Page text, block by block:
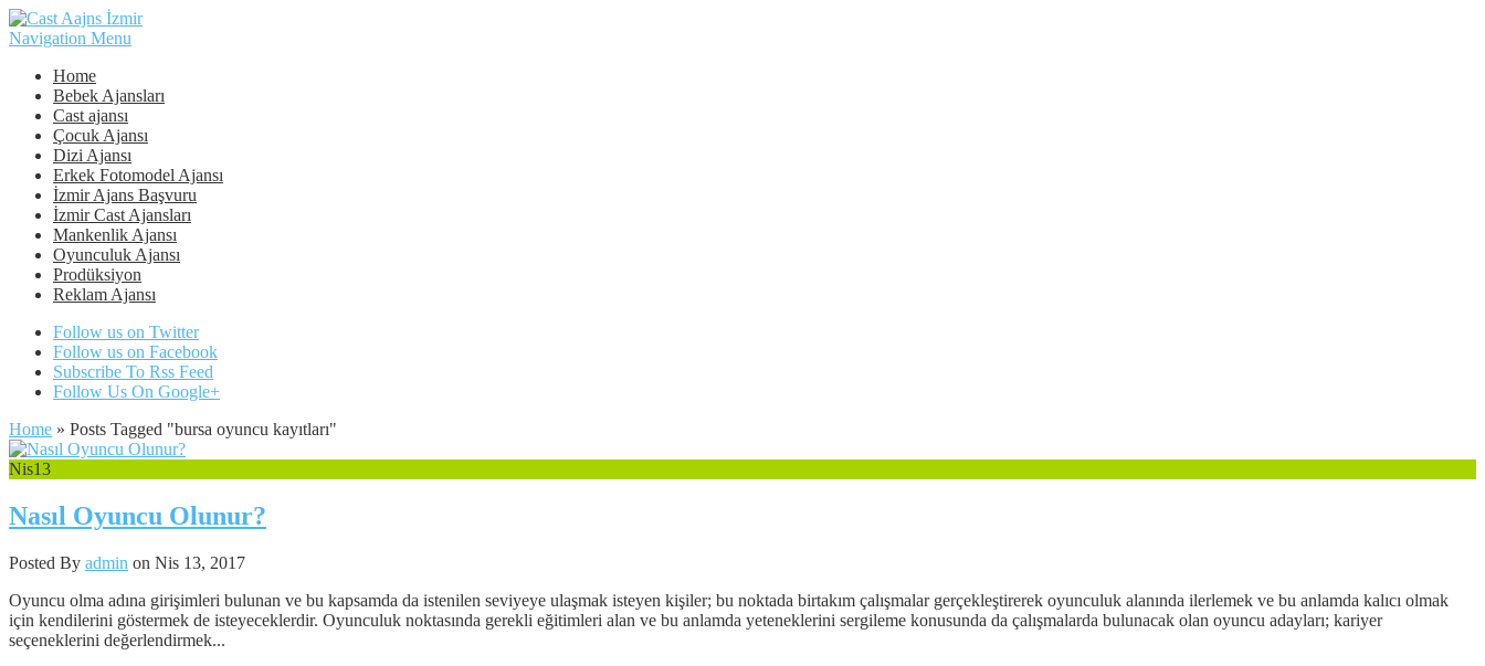
Navigation Menu
Home
Bebek Ajansları
Cast ajansı
Çocuk Ajansı
Dizi Ajansı
Erkek Fotomodel Ajansı
İzmir Ajans Başvuru
İzmir Cast Ajansları
Mankenlik Ajansı
Oyunculuk Ajansı
Prodüksiyon
Reklam Ajansı
Follow us on Twitter
Follow us on Facebook
Subscribe To Rss Feed
Follow Us On Google+
Home » Posts Tagged "bursa oyuncu kayıtları"
Nis13
Nasıl Oyuncu Olunur?
Posted By admin on Nis 13, 2017
Oyuncu olma adına girişimleri bulunan ve bu kapsamda da istenilen seviyeye ulaşmak isteyen kişiler; bu noktada birtakım çalışmalar gerçekleştirerek oyunculuk alanında ilerlemek ve bu anlamda kalıcı olmak
için kendilerini göstermek de isteyeceklerdir. Oyunculuk noktasında gerekli eğitimleri alan ve bu anlamda yeteneklerini sergileme konusunda da çalışmalarda bulunacak olan oyuncu adayları; kariyer
seçeneklerini değerlendirmek...